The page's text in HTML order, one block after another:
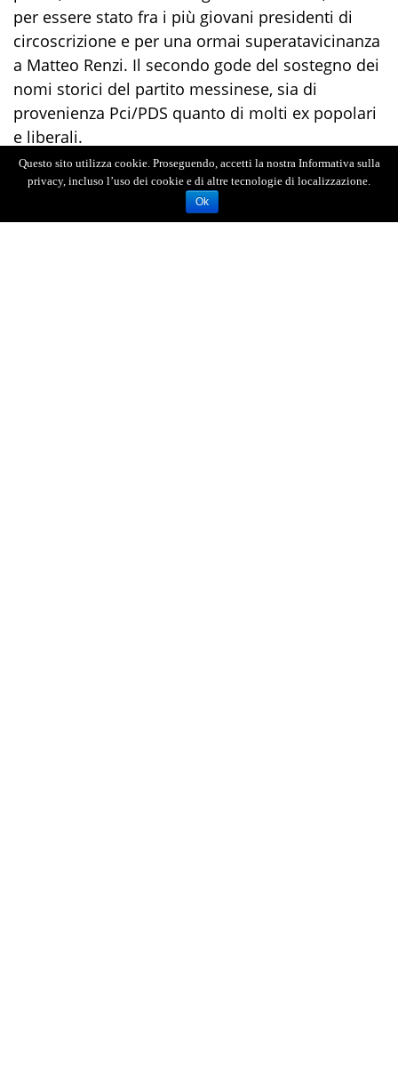
per essere stato fra i più giovani presidenti di
circoscrizione e per una ormai superatavicinanza
a Matteo Renzi. Il secondo gode del sostegno dei
nomi storici del partito messinese, sia di
provenienza Pci/PDS quanto di molti ex popolari
e liberali.
Noi di Stampalibera.it abbiamo pensato di aprire
la seconda stagione di "Vite Spericolate -
storie speciali di persone normali",dando
Questo sito utilizza cookie. Proseguendo, accetti la nostra Informativa sulla
privacy, incluso l’uso dei cookie e di altre tecnologie di localizzazione.
Ok